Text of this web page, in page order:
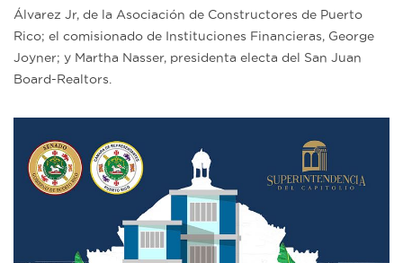
Álvarez Jr, de la Asociación de Constructores de Puerto
Rico; el comisionado de Instituciones Financieras, George
Joyner; y Martha Nasser, presidenta electa del San Juan
Board-Realtors.